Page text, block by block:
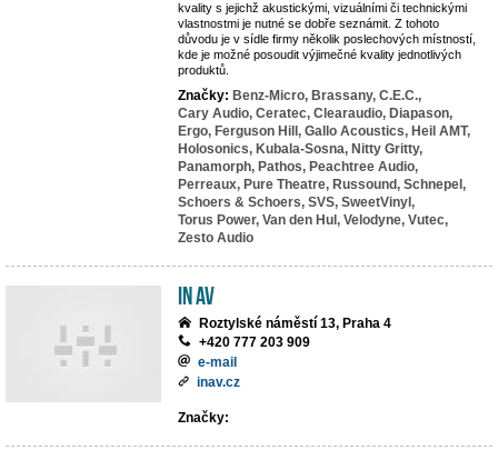
kvality s jejichž akustickými, vizuálními či technickými
vlastnostmi je nutné se dobře seznámit. Z tohoto
důvodu je v sídle firmy několik poslechových místností,
kde je možné posoudit výjimečné kvality jednotlivých
produktů.
Značky: Benz-Micro, Brassany, C.E.C.,
Cary Audio, Ceratec, Clearaudio, Diapason,
Ergo, Ferguson Hill, Gallo Acoustics, Heil AMT,
Holosonics, Kubala-Sosna, Nitty Gritty,
Panamorph, Pathos, Peachtree Audio,
Perreaux, Pure Theatre, Russound, Schnepel,
Schoers & Schoers, SVS, SweetVinyl,
Torus Power, Van den Hul, Velodyne, Vutec,
Zesto Audio
IN AV
Roztylské náměstí 13, Praha 4
+420 777 203 909
e-mail
inav.cz
Značky: